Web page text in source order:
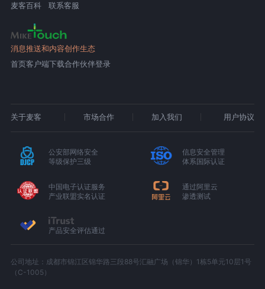
麦客百科
联系客服
消息推送和内容创作生态
首页客户端下载合作伙伴登录
关于麦客 市场合作 加入我们 用户协议
公安部网络安全
等级保护三级
信息安全管理
体系国际认证
中国电子认证服务
产业联盟实名认证
通过阿里云
渗透测试
产品安全评估通过
公司地址：成都市锦江区锦华路三段88号汇融广场（锦华）1栋5单元10层1号
（C-1005）